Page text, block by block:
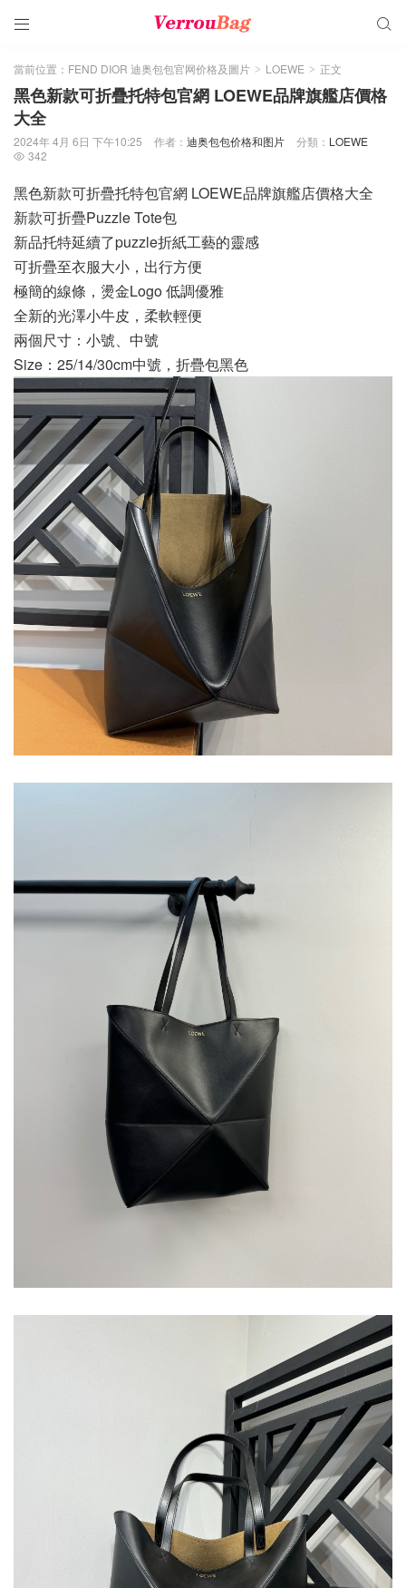
 
當前位置： FEND DIOR 迪奥包包官网价格及圖片 > LOEWE > 正文
黑色新款可折疊托特包官網 LOEWE品牌旗艦店價格
大全
2024年 4月 6日 下午10:25 作者： 迪奥包包价格和图片 分類： LOEWE
 342
黑色新款可折疊托特包官網 LOEWE品牌旗艦店價格大全
新款可折疊Puzzle Tote包
新品托特延續了puzzle折紙工藝的靈感
可折疊至衣服大小，出行方便
極簡的線條，燙金Logo 低調優雅
全新的光澤小牛皮，柔軟輕便
兩個尺寸：小號、中號
Size：25/14/30cm中號，折疊包黑色